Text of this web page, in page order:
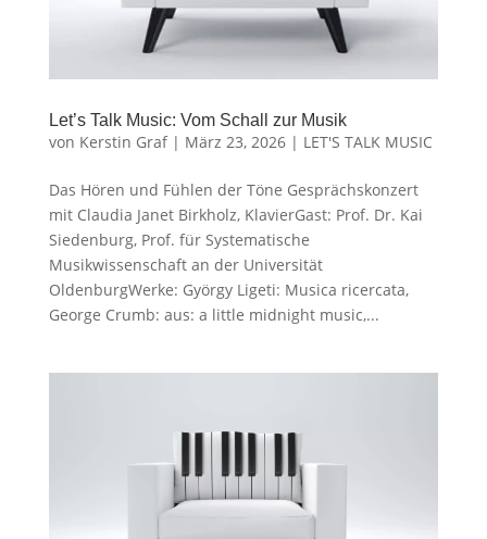
Let’s Talk Music: Vom Schall zur Musik
von Kerstin Graf| März 23, 2026| LET'S TALK MUSIC
Das Hören und Fühlen der Töne Gesprächskonzert
mit Claudia Janet Birkholz, KlavierGast: Prof. Dr. Kai
Siedenburg, Prof. für Systematische
Musikwissenschaft an der Universität
OldenburgWerke: György Ligeti: Musica ricercata,
George Crumb: aus: a little midnight music,...